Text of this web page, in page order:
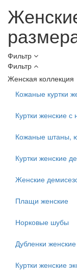
Фильтр
Фильтр
Женская коллекция
Кожаные куртки
Куртки женские
Кожаные штаны,
Куртки женские
Женские
Плащи женские
Норковые шубы
Дубленки женские
Куртки женские